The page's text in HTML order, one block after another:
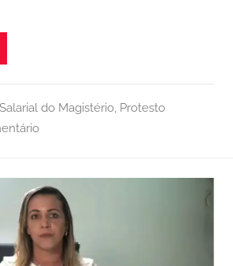
do Magistério, Protesto